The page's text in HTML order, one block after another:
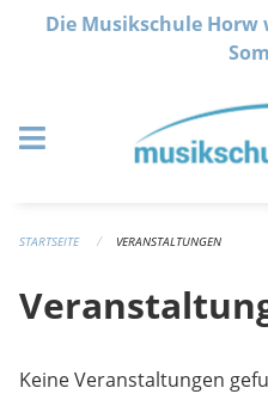
Navigation überspringen
Die Musikschule
STARTSEITE VERANSTALTUNGEN
Keine Veranstaltungen